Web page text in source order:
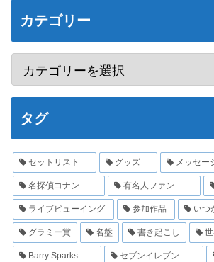
カテゴリー
タグ
セットリスト グッズ メッセー
名探偵コナン 有名人ファン
ライブビューイング 参加作品 いつ
グラミー賞 名盤 書き起こし
Barry Sparks セブンイレブン